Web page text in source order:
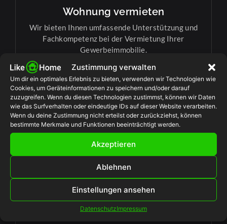
Zustimmung verwalten
Um dir ein optimales Erlebnis zu bieten, verwenden wir Technologien wie
Cookies, um Geräteinformationen zu speichern und/oder darauf
zuzugreifen. Wenn du diesen Technologien zustimmst, können wir Daten
wie das Surfverhalten oder eindeutige IDs auf dieser Website verarbeiten.
Wenn du deine Zustimmung nicht erteilst oder zurückziehst, können
bestimmte Merkmale und Funktionen beeinträchtigt werden.
Akzeptieren
Ablehnen
Einstellungen ansehen
DatenschutzImpressum
Wohnung vermieten
Wir bieten Ihnen umfassende Unterstützung und
Fachkompetenz bei der Vermietung Ihrer
Gewerbeimmobilie.
Termin verinbaren
Grundstück
Wir stehen Ihnen mit Expertise und Engagement
zur Seite, um die Vermietung Ihrer